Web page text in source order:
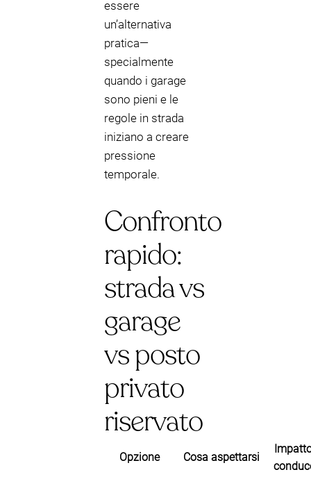
essere
un’alternativa
pratica—
specialmente
quando i garage
sono pieni e le
regole in strada
iniziano a creare
pressione
temporale.
Confronto
rapido:
strada vs
garage
vs posto
privato
riservato
Opzione Cosa aspettarsi